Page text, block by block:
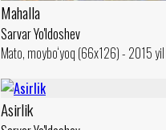
Mahalla
Sarvar Yo'ldoshev
Mato, moybo‘yoq (66x126) - 2015 yil
Asirlik